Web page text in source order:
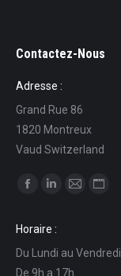
Contactez-Nous
Adresse :
Grand Rue 86
1820 Montreux
Vaud Switzerland
Finden Sie uns auf:
opens
in
opens
in
opens
in
Horaire :
Du Lundi au Vendredi
De 9h a 17h